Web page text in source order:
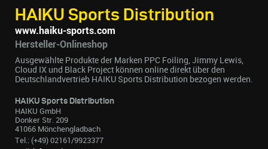
HAIKU Sports Distribution
www.haiku-sports.com
Hersteller-Onlineshop
Ausgewählte Produkte der Marken PPC Foiling, Jimmy Lewis,
Cloud IX und Black Project können online direkt über den
Deutschlandvertrieb HAIKU Sports Distribution bezogen werden.
HAIKU Sports Distribution
HAIKU GmbH
Donker Str. 209
41066 Mönchengladbach
Tel.: (+49) 02161/9923377